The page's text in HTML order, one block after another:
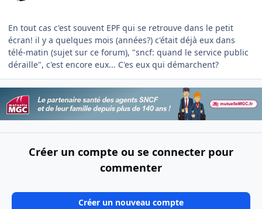
En tout cas c'est souvent EPF qui se retrouve dans le petit
écran! il y a quelques mois (années?) c'était déjà eux dans
télé-matin (sujet sur ce forum), "sncf: quand le service public
déraille", c'est encore eux... C'es eux qui démarchent?
Créer un compte ou se connecter pour
commenter
Créer un nouveau compte